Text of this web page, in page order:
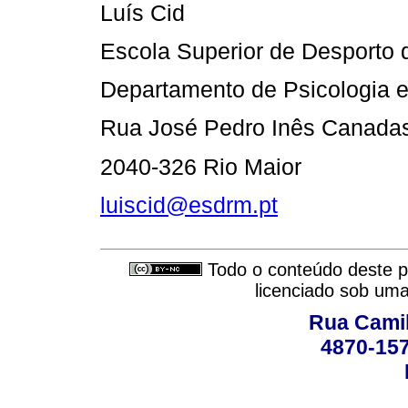
Luís Cid
Escola Superior de Desporto
Departamento de Psicologia
Rua José Pedro Inês
2040-326 Rio Maior
luiscid@esdrm.pt
Todo o conteúdo deste
licenciado sob
Rua
4870-